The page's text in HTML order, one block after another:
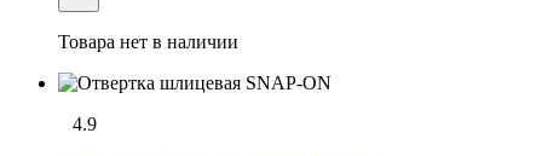
Товара нет в наличии
4.9